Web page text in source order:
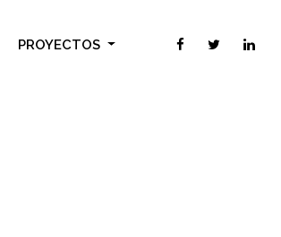
PROYECTOS